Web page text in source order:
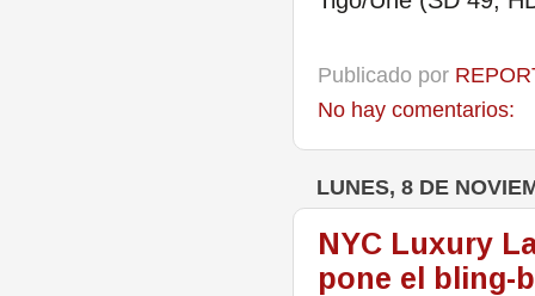
Publicado por
No hay comentarios:
LUNES, 8 DE
NYC Luxury
pone el bling-